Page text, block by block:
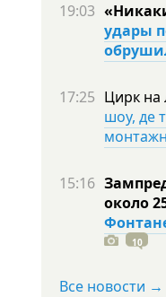
19:03
удары
17:25 Цирк на
шоу, де
15:16
около
10
Все новости →